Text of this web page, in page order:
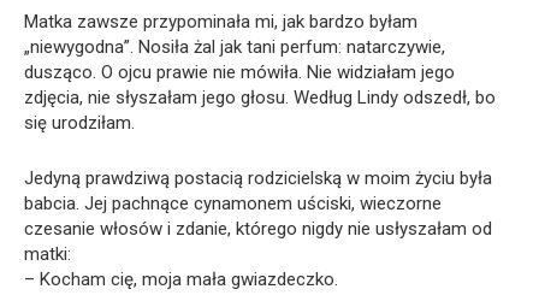
Matka zawsze przypominała mi, jak bardzo byłam
„niewygodna”. Nosiła żal jak tani perfum: natarczywie,
dusząco. O ojcu prawie nie mówiła. Nie widziałam jego
zdjęcia, nie słyszałam jego głosu. Według Lindy odszedł, bo
się urodziłam.
Jedyną prawdziwą postacią rodzicielską w moim życiu była
babcia. Jej pachnące cynamonem uściski, wieczorne
czesanie włosów i zdanie, którego nigdy nie usłyszałam od
matki:
– Kocham cię, moja mała gwiazdeczko.